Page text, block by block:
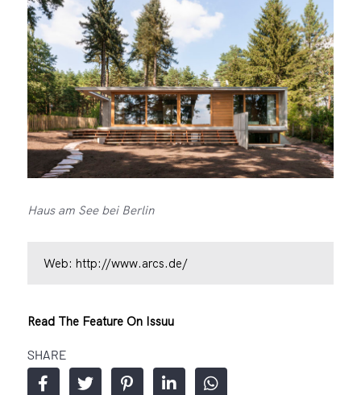
Haus am See bei Berlin
Web: http://www.arcs.de/
Read The Feature On Issuu
SHARE